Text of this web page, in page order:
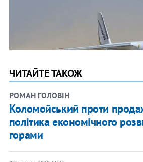
ЧИТАЙТЕ ТАКОЖ
РОМАН ГОЛОВІН
Коломойський проти
політика економічного
горами